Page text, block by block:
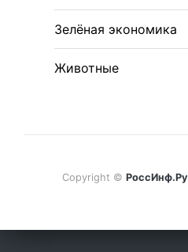
Зелёная экономика
Животные
Copyright © РоссИнф.Ру